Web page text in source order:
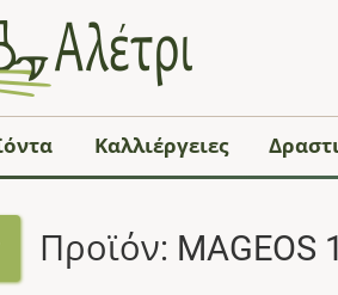
Καλλιέργειες
Προϊόν: MAGEOS